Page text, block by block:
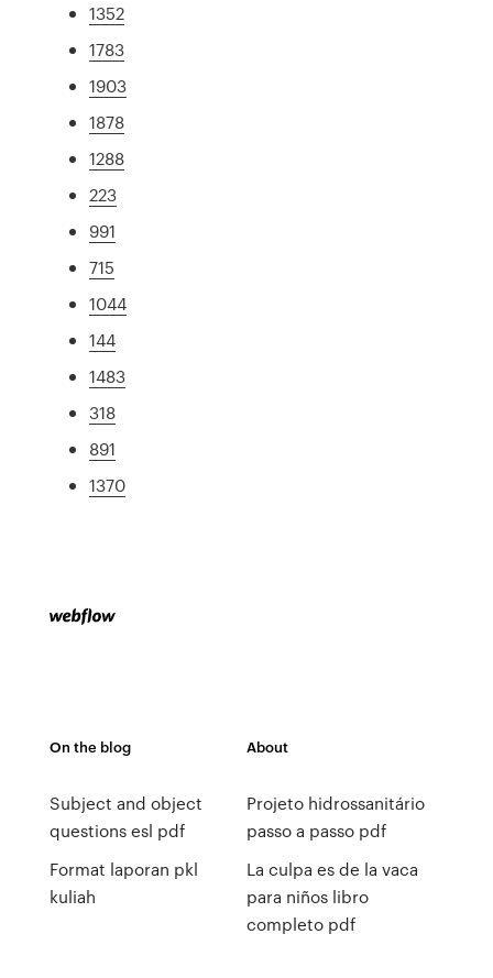
1352
1783
1903
1878
1288
223
991
715
1044
144
1483
318
891
1370
On the blog
Subject and object
questions esl pdf
Format laporan pkl
kuliah
About
Projeto hidrossanitário
passo a passo pdf
La culpa es de la vaca
para niños libro
completo pdf